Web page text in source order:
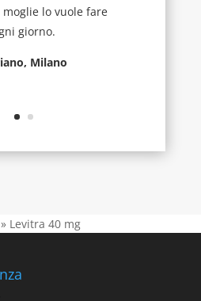
moglie lo vuole fare
giorno.
Milano
» Levitra 40 mg